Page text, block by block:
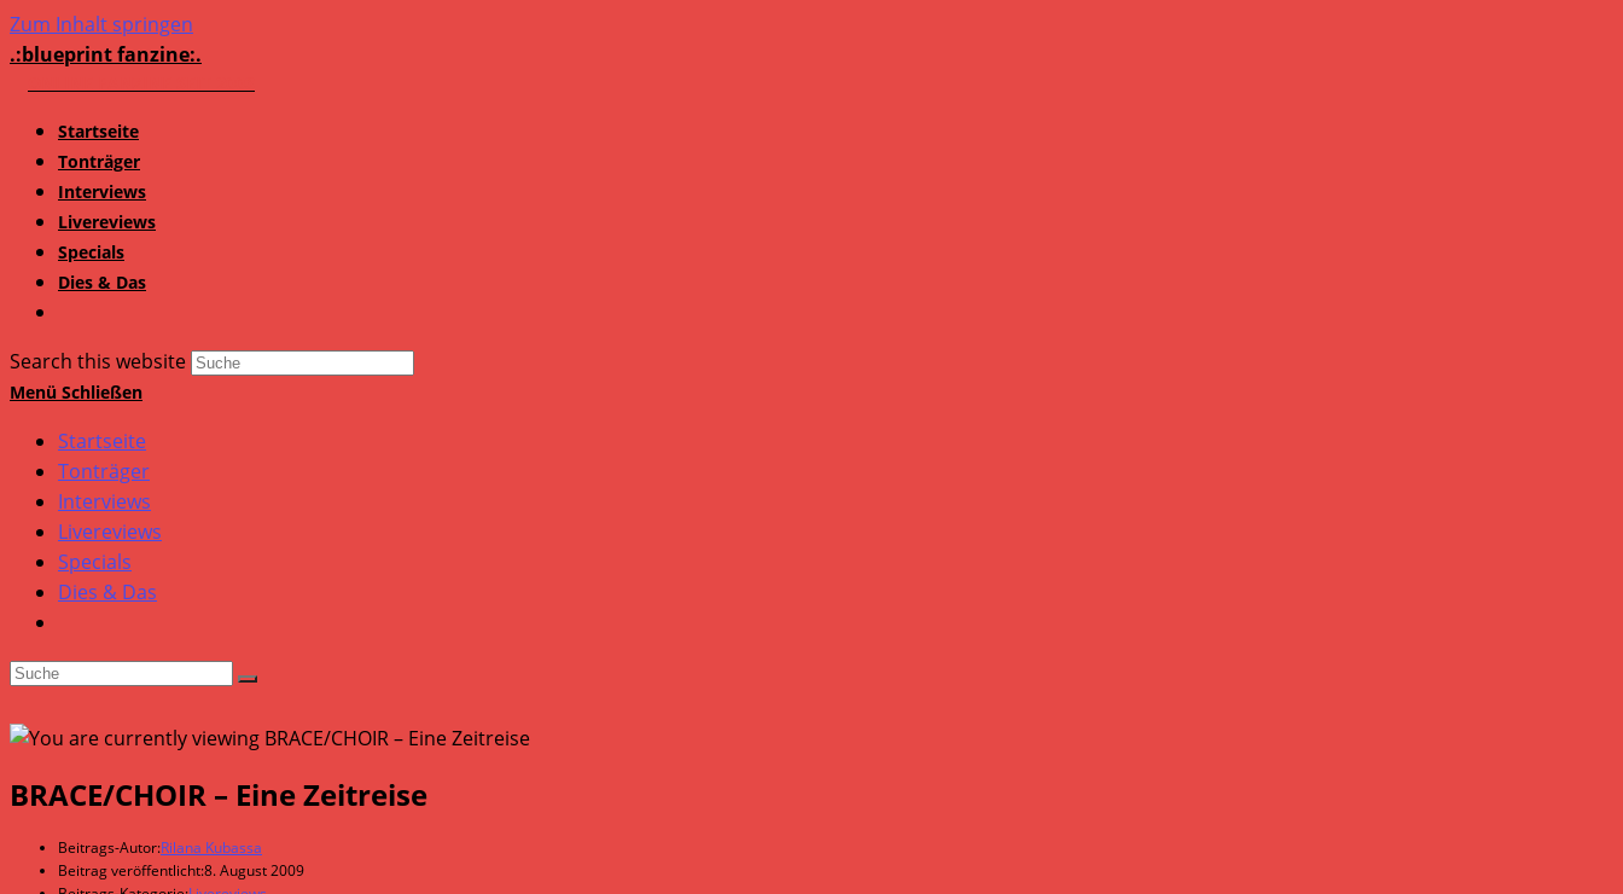
Zum Inhalt springen
.:blueprint fanzine:.
Startseite
Tonträger
Interviews
Livereviews
Specials
Dies & Das
Search this website
Menü Schließen
Startseite
Tonträger
Interviews
Livereviews
Specials
Dies & Das
BRACE/CHOIR – Eine Zeitreise
Beitrags-Autor:Rilana Kubassa
Beitrag veröffentlicht:8. August 2009